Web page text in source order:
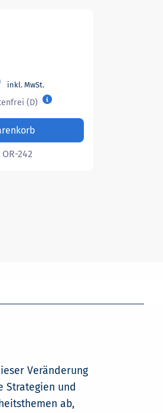
(D)
OR-242
Veränderung
Strategien und
ab,